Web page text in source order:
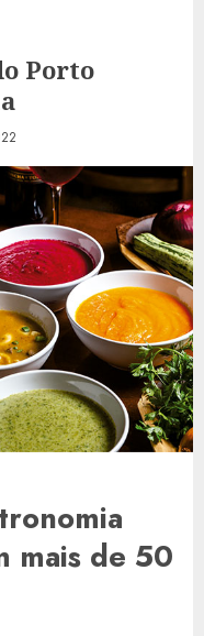
Porto
mais de 50